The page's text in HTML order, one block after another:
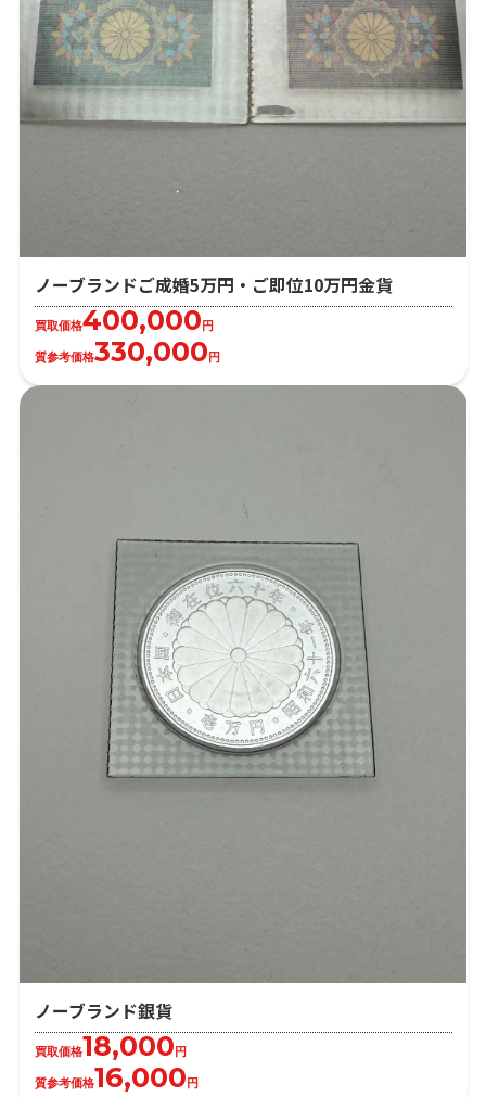
ノーブランドご成婚5万円・ご即位10万円金貨
買取価格400,000 円
質参考価格330,000 円
ノーブランド銀貨
買取価格18,000円
質参考価格16,000円